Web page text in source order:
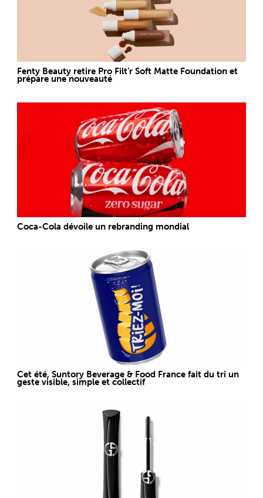
Fenty Beauty retire Pro Filt’r Soft Matte Foundation et
prépare une nouveauté
Coca-Cola dévoile un rebranding mondial
Cet été, Suntory Beverage & Food France fait du tri un
geste visible, simple et collectif